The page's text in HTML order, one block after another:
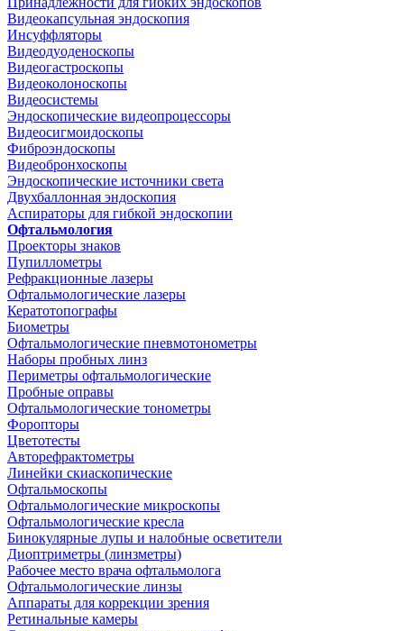
Видеокапсульная эндоскопия
Инсуффляторы
Видеодуоденоскопы
Видеогастроскопы
Видеоколоноскопы
Видеосистемы
Эндоскопические видеопроцессоры
Видеосигмоидоскопы
Фиброэндоскопы
Видеобронхоскопы
Эндоскопические источники света
Двухбаллонная эндоскопия
Аспираторы для гибкой эндоскопии
Офтальмология
Проекторы знаков
Пупиллометры
Рефракционные лазеры
Офтальмологические лазеры
Кератотопографы
Биометры
Офтальмологические пневмотонометры
Наборы пробных линз
Периметры офтальмологические
Пробные оправы
Офтальмологические тонометры
Форопторы
Цветотесты
Авторефрактометры
Линейки скиаскопические
Офтальмоскопы
Офтальмологические микроскопы
Офтальмологические кресла
Бинокулярные лупы и налобные осветители
Диоптриметры (линзметры)
Рабочее место врача офтальмолога
Офтальмологические линзы
Аппараты для коррекции зрения
Ретинальные камеры